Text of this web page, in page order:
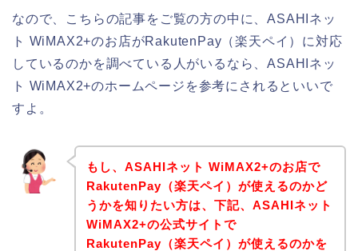
なので、こちらの記事をご覧の方の中に、ASAHIネッ
ト WiMAX2+のお店がRakutenPay（楽天ペイ）に対応
しているのかを調べている人がいるなら、ASAHIネッ
ト WiMAX2+のホームページを参考にされるといいで
すよ。
もし、ASAHIネット WiMAX2+のお店で
RakutenPay（楽天ペイ）が使えるのかど
うかを知りたい方は、下記、ASAHIネット
WiMAX2+の公式サイトで
RakutenPay（楽天ペイ）が使えるのかを